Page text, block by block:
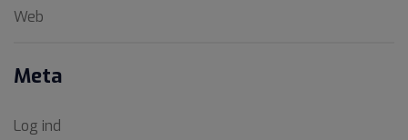
Web
Meta
Log ind